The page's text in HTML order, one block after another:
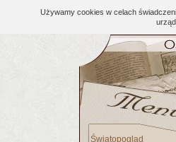
Używamy cookies w celach
Światopogląd